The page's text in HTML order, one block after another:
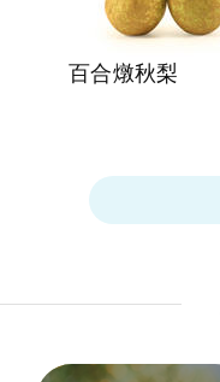
百合燉秋梨